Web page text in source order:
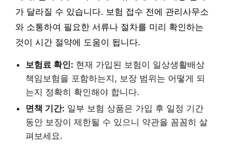
가 달라질 수 있습니다. 보험 접수 전에 관리사무소
와 소통하여 필요한 서류나 절차를 미리 확인하는
것이 시간 절약에 도움이 됩니다.
보험료 확인: 현재 가입된 보험이 일상생활배상
책임보험을 포함하는지, 보장 범위는 어떻게 되
는지 정확히 확인해야 합니다.
면책 기간: 일부 보험 상품은 가입 후 일정 기간
동안 보장이 제한될 수 있으니 약관을 꼼꼼히 살
펴보세요.